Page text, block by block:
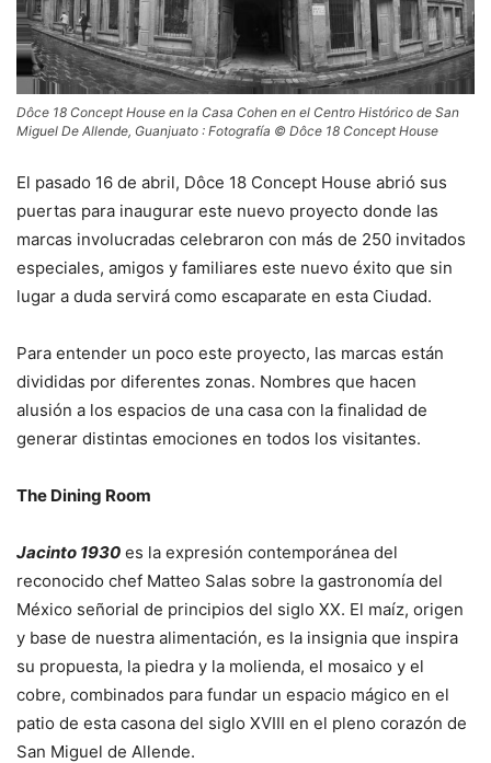
Dôce 18 Concept House en la Casa Cohen en el Centro Histórico de San
Miguel De Allende, Guanjuato : Fotografía © Dôce 18 Concept House
El pasado 16 de abril, Dôce 18 Concept House abrió sus
puertas para inaugurar este nuevo proyecto donde las
marcas involucradas celebraron con más de 250 invitados
especiales, amigos y familiares este nuevo éxito que sin
lugar a duda servirá como escaparate en esta Ciudad.
Para entender un poco este proyecto, las marcas están
divididas por diferentes zonas. Nombres que hacen
alusión a los espacios de una casa con la finalidad de
generar distintas emociones en todos los visitantes.
The Dining Room
Jacinto 1930 es la expresión contemporánea del
reconocido chef Matteo Salas sobre la gastronomía del
México señorial de principios del siglo XX. El maíz, origen
y base de nuestra alimentación, es la insignia que inspira
su propuesta, la piedra y la molienda, el mosaico y el
cobre, combinados para fundar un espacio mágico en el
patio de esta casona del siglo XVIII en el pleno corazón de
San Miguel de Allende.